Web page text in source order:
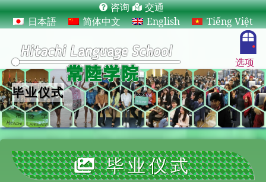
咨询
交通
日本語
简体中文 English Tiếng Việt
选项
毕业仪式
毕业仪式